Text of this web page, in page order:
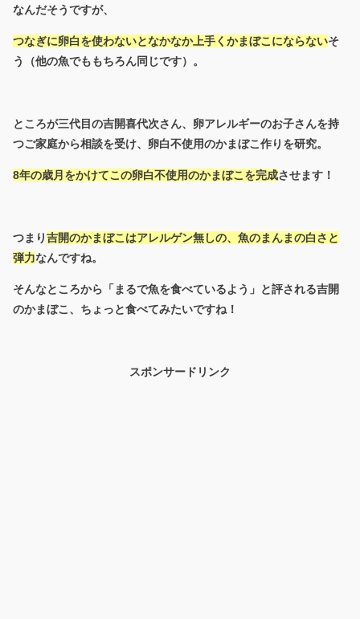
なんだそうですが、
つなぎに卵白を使わないとなかなか上手くかまぼこにならないそ
う（他の魚でももちろん同じです）。
ところが三代目の吉開喜代次さん、卵アレルギーのお子さんを持
つご家庭から相談を受け、卵白不使用のかまぼこ作りを研究。
8年の歳月をかけてこの卵白不使用のかまぼこを完成させます！
つまり吉開のかまぼこはアレルゲン無しの、魚のまんまの白さと
弾力なんですね。
そんなところから「まるで魚を食べているよう」と評される吉開
のかまぼこ、ちょっと食べてみたいですね！
スポンサードリンク